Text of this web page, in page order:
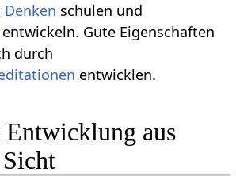
schulen und
entwickeln. Gute Eigenschaften
durch
entwicklen.
aus